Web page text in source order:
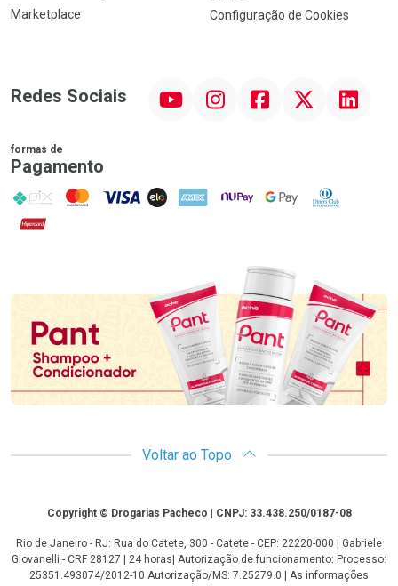
Marketplace
Configuração de Cookies
Redes Sociais InstagramFacebook Linkedin
formas de
Pagamento
PIX MasterCard
VISA ELO AMEX NuPay Google PayDiners Club
Hipercard
Promoção em Destaque
Voltar ao Topo
CopyrightCopyright © Drogarias Pacheco | CNPJ: 33.438.250/0187-08
Rio de Janeiro - RJ: Rua do Catete, 300 - Catete - CEP: 22220-000 | Gabriele
Giovanelli - CRF 28127 | 24 horas| Autorização de funcionamento: Processo:
25351.493074/2012-10 Autorização/MS: 7.25279.0 | As informações